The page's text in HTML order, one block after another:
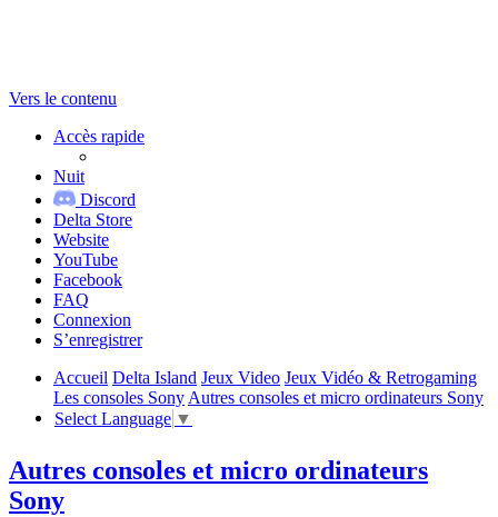
Vers le contenu
Accès rapide
Nuit
Discord
Delta Store
Website
YouTube
Facebook
FAQ
Connexion
S’enregistrer
Accueil Delta Island Jeux Video Jeux Vidéo & Retrogaming
Les consoles Sony Autres consoles et micro ordinateurs Sony
Select Language ▼
Autres consoles et micro ordinateurs
Sony